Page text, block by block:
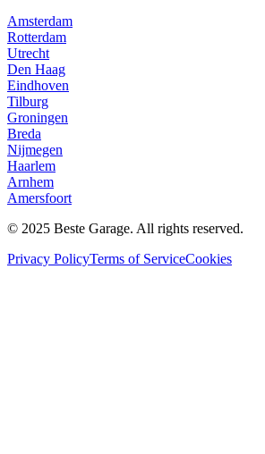
Amsterdam
Rotterdam
Utrecht
Den Haag
Eindhoven
Tilburg
Groningen
Breda
Nijmegen
Haarlem
Arnhem
Amersfoort
© 2025 Beste Garage. All rights reserved.
Privacy PolicyTerms of ServiceCookies